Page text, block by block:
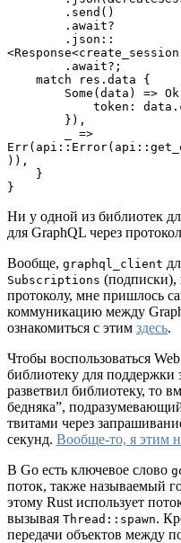
)),
}
Ни у одной из библиотек
для GraphQL через протокол
Вообще, graphql_client
Subscriptions (подписки),
протоколу, мне пришлось
коммуникацию между
ознакомиться с этим здесь.
Чтобы воспользоваться
библиотеку для поддержки
разветвил библиотеку, то
бедняка”,
твитами через
секунд. Вообще-то, я этим
В Go есть ключевое слово
поток, также называемый
этому Rust использует
вызывая Thread::spawn.
передачи объектов между